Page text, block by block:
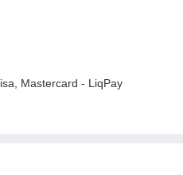
Mastercard - LiqPay